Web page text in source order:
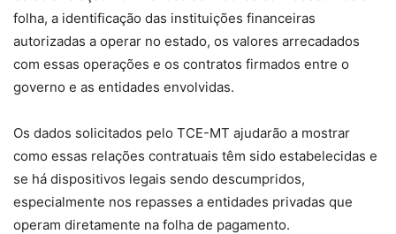
folha, a identificação das instituições financeiras
autorizadas a operar no estado, os valores arrecadados
com essas operações e os contratos firmados entre o
governo e as entidades envolvidas.
Os dados solicitados pelo TCE-MT ajudarão a mostrar
como essas relações contratuais têm sido estabelecidas e
se há dispositivos legais sendo descumpridos,
especialmente nos repasses a entidades privadas que
operam diretamente na folha de pagamento.